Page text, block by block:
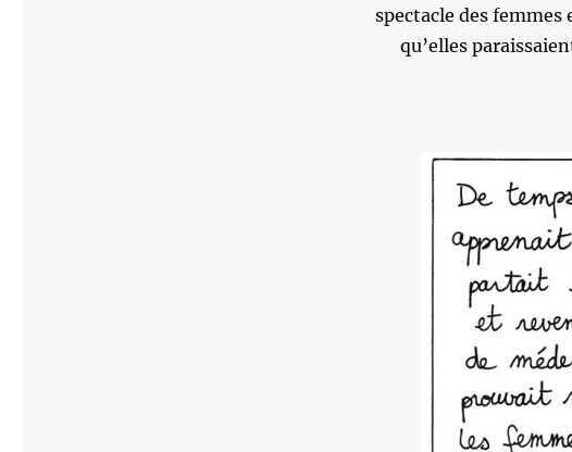
spectacle des femmes
qu’elles